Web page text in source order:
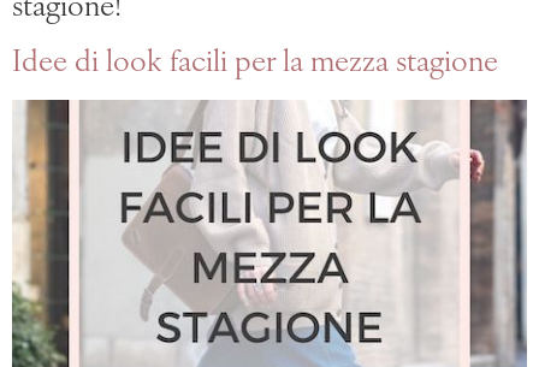
stagione!
Idee di look facili per la mezza stagione